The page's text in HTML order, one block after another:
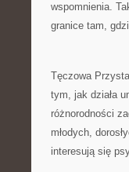
wspomnienia.
granice tam,
Tęczowa
tym, jak działa
różnorodności
młodych,
interesują się